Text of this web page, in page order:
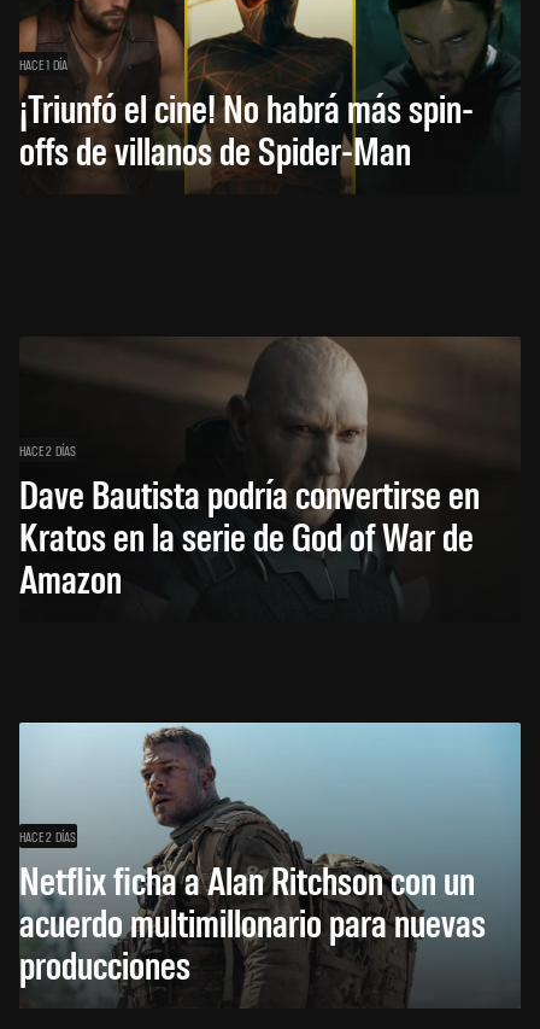
HACE 1 DÍA
¡Triunfó el cine! No habrá más spin-
offs de villanos de Spider-Man
HACE 2 DÍAS
Dave Bautista podría convertirse en
Kratos en la serie de God of War de
Amazon
HACE 2 DÍAS
Netflix ficha a Alan Ritchson con un
acuerdo multimillonario para nuevas
producciones